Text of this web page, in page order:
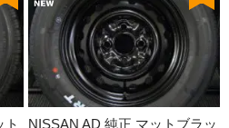
ール
ール
ト
NISSAN AD 純正 マットブラッ